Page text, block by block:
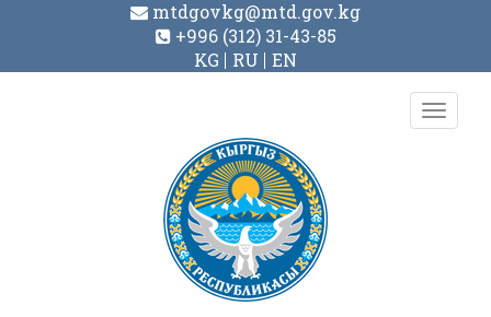
mtdgovkg@mtd.gov.kg
+996 (312) 31-43-85
KG
RU EN
Toggle